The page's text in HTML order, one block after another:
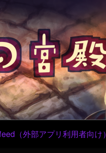
（外部アプリ利用者向け）